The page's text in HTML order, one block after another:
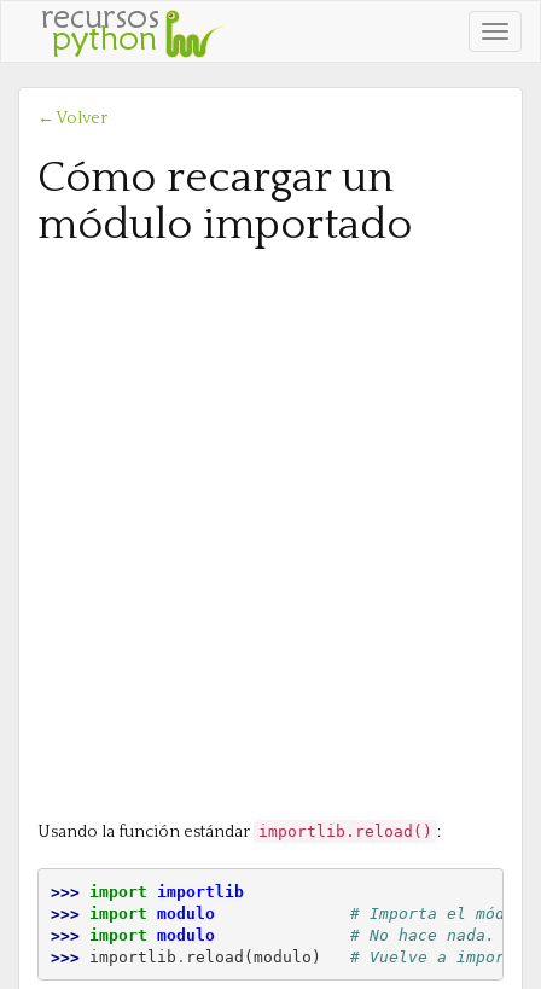
Ver
← Volver
Cómo recargar un
módulo importado
Usando la función estándar importlib.reload() :
>>> import
importlib
>>> import modulo
# Importa el
>>> import modulo
# No hace nada.
>>> importlib . reload (modulo ) # Vuelve a importar